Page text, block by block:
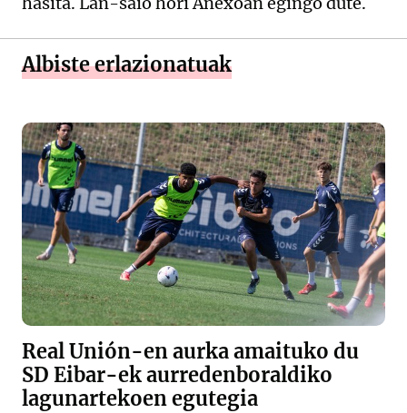
Albiste erlazionatuak
Real Unión-en aurka amaituko du
SD Eibar-ek aurredenboraldiko
lagunartekoen egutegia